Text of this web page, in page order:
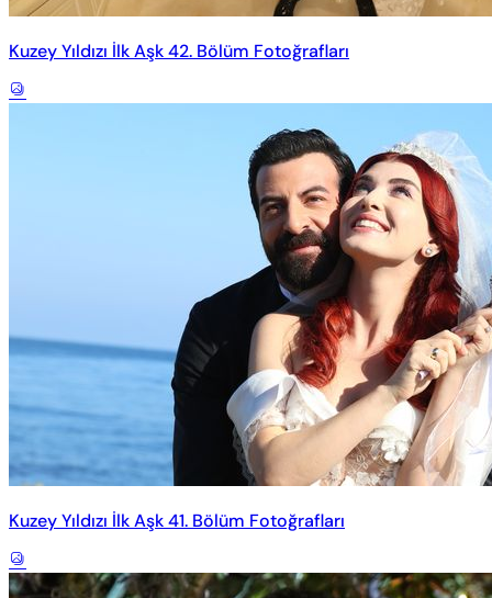
Kuzey Yıldızı İlk Aşk 42. Bölüm Fotoğrafları
Kuzey Yıldızı İlk Aşk 41. Bölüm Fotoğrafları